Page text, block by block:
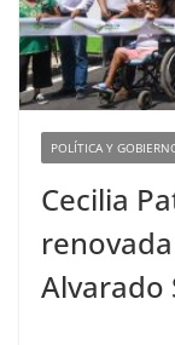
POLÍTICA Y
Cecilia
Alvarado